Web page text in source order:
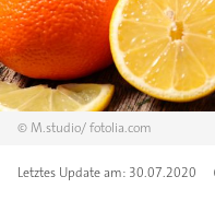
©M.studio/fotolia.com
Letztes Update am: 30.07.2020